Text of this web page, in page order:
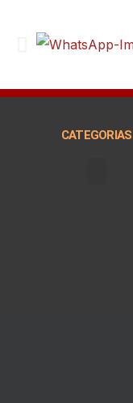
CATEGORIAS